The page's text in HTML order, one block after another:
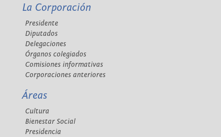
La Corporación
Presidente
Diputados
Delegaciones
Órganos colegiados
Comisiones informativas
Corporaciones anteriores
Áreas
Cultura
Bienestar Social
Presidencia